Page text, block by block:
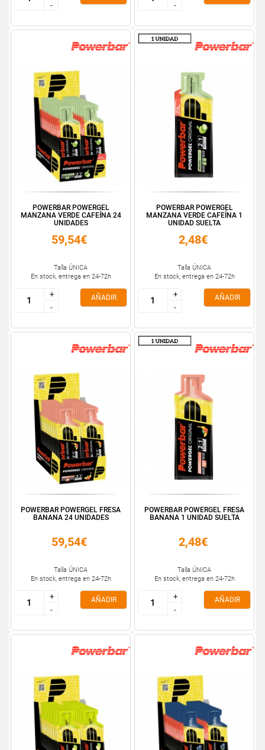
--
--
POWERBAR POWERGEL
MANZANA VERDE CAFEÍNA 24
UNIDADES
59,54€
Talla ÚNICA
En stock, entrega en 24-72h
+
-
+
-
AÑADIR
POWERBAR POWERGEL
MANZANA VERDE CAFEÍNA 1
UNIDAD SUELTA
2,48€
Talla ÚNICA
En stock, entrega en 24-72h
+
-
+
-
AÑADIR
POWERBAR POWERGEL FRESA
BANANA 24 UNIDADES
59,54€
Talla ÚNICA
En stock, entrega en 24-72h
+
-
+
-
AÑADIR
POWERBAR POWERGEL FRESA
BANANA 1 UNIDAD SUELTA
2,48€
Talla ÚNICA
En stock, entrega en 24-72h
+
-
+
-
AÑADIR